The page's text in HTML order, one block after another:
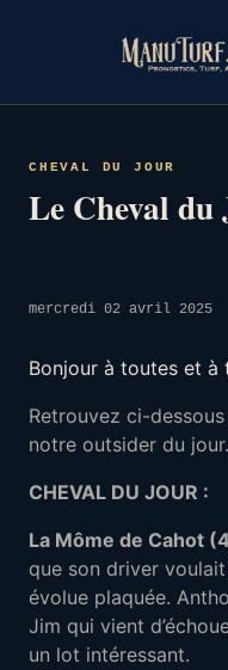
CHEVAL DU JOUR
Le Cheval du
mercredi 02 avril 2025
Bonjour à toutes et à
Retrouvez ci-
notre outsider du jour.
CHEVAL DU JOUR :
La Môme de Cahot
que son driver
évolue plaquée.
Jim qui vient
un lot intéressant.